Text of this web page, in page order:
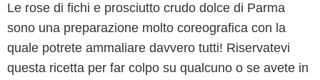
Le rose di fichi e prosciutto crudo dolce di Parma
sono una preparazione molto coreografica con la
quale potrete ammaliare davvero tutti! Riservatevi
questa ricetta per far colpo su qualcuno o se avete in